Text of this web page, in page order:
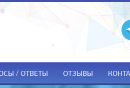
/ ОТВЕТЫ ОТЗЫВЫ